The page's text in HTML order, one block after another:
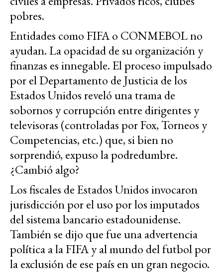
pobres.
Entidades como FIFA o CONMEBOL no
ayudan. La opacidad de su organización y
finanzas es innegable. El proceso impulsado
por el Departamento de Justicia de los
Estados Unidos reveló una trama de
sobornos y corrupción entre dirigentes y
televisoras (controladas por Fox, Torneos y
Competencias, etc.) que, si bien no
sorprendió, expuso la podredumbre.
¿Cambió algo?
Los fiscales de Estados Unidos invocaron
jurisdicción por el uso por los imputados
del sistema bancario estadounidense.
También se dijo que fue una advertencia
política a la FIFA y al mundo del futbol por
la exclusión de ese país en un gran negocio.